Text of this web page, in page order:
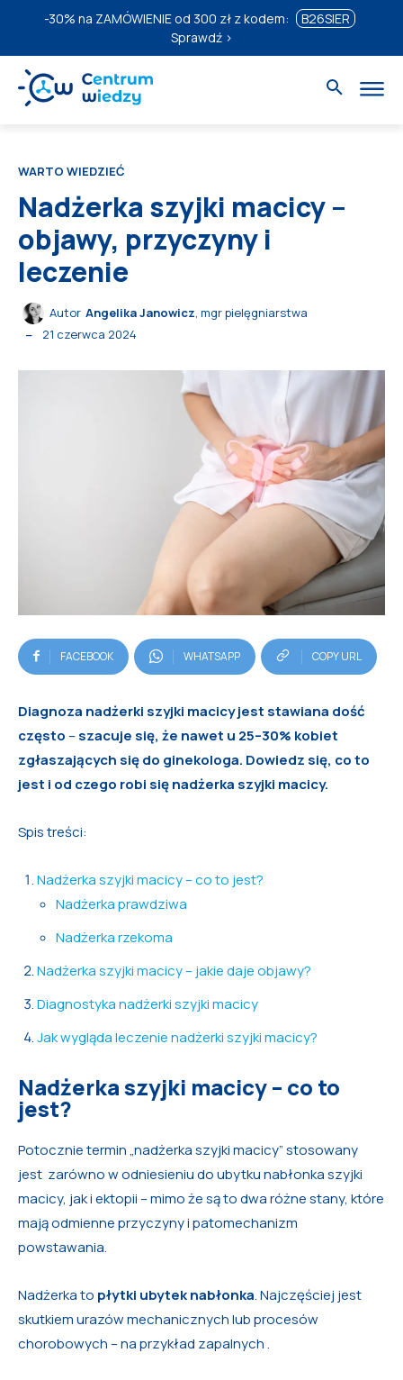
-30% na ZAMÓWIENIE od 300 zł z kodem:
B26SIER
Sprawdź ›
WARTO WIEDZIEĆ
Nadżerka szyjki macicy –
objawy, przyczyny i
leczenie
Autor Angelika Janowicz, mgr pielęgniarstwa
21 czerwca 2024
FACEBOOK WHATSAPP COPY URL
Diagnoza nadżerki szyjki macicy jest stawiana dość
często –szacuje się, że nawet u 25–30% kobiet
zgłaszających się do ginekologa. Dowiedz się, co to
jest i od czego robi się nadżerka szyjki macicy.
Spis treści:
Nadżerka szyjki macicy – co to jest?
Nadżerka prawdziwa
Nadżerka rzekoma
Nadżerka szyjki macicy – jakie daje objawy?
Diagnostyka nadżerki szyjki macicy
Jak wygląda leczenie nadżerki szyjki macicy?
Nadżerka szyjki macicy – co to
jest?
Potocznie termin „nadżerka szyjki macicy” stosowany
jest zarówno w odniesieniu do ubytku nabłonka szyjki
macicy, jak i ektopii – mimo że są to dwa różne stany, które
mają odmienne przyczyny i patomechanizm
powstawania.
Nadżerka to płytki ubytek nabłonka. Najczęściej jest
skutkiem urazów mechanicznych lub procesów
chorobowych – na przykład zapalnych .